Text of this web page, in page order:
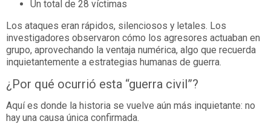
Un total de 28 víctimas
Los ataques eran rápidos, silenciosos y letales. Los
investigadores observaron cómo los agresores actuaban en
grupo, aprovechando la ventaja numérica, algo que recuerda
inquietantemente a estrategias humanas de guerra.
¿Por qué ocurrió esta “guerra civil”?
Aquí es donde la historia se vuelve aún más inquietante: no
hay una causa única confirmada.